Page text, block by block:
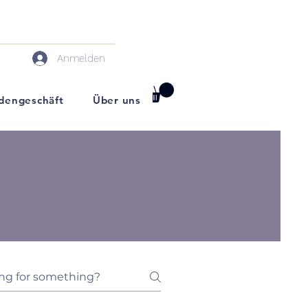
Anmelden
Über uns